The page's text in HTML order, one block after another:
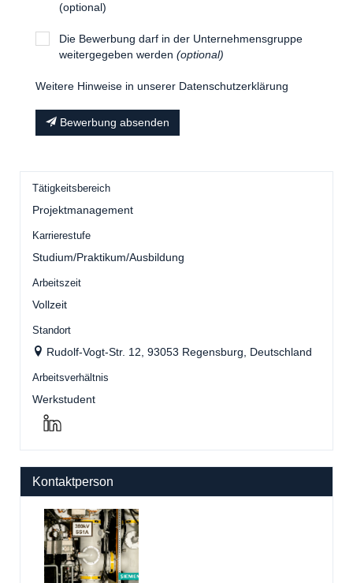
(optional)
Die Bewerbung darf in der Unternehmensgruppe
weitergegeben werden (optional)
Weitere Hinweise in unserer Datenschutzerklärung
Bewerbung absenden
Tätigkeitsbereich
Projektmanagement
Karrierestufe
Studium/Praktikum/Ausbildung
Arbeitszeit
Vollzeit
Standort
Rudolf-Vogt-Str. 12, 93053 Regensburg, Deutschland
Arbeitsverhältnis
Werkstudent
Kontaktperson